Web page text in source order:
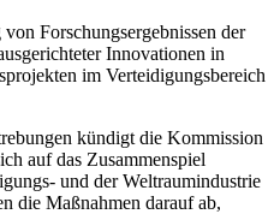
Forschungsergebnissen der
Innovationen in
im Verteidigungsbereich
kündigt die Kommission
auf das Zusammenspiel
und der Weltraumindustrie
die Maßnahmen darauf ab,